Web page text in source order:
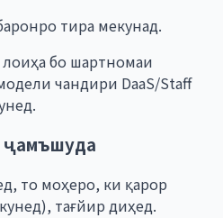
тира мекунад.
бо шартномаи
чандири DaaS/Staff
ҷамъшуда
то моҳеро, ки қарор
тағйир диҳед.